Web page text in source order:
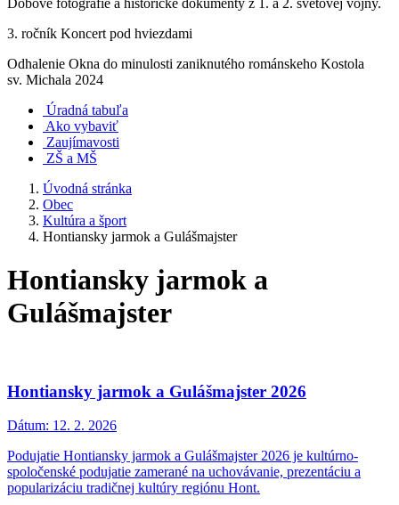
Dobové fotografie a historické dokumenty z 1. a 2. svetovej vojny.
3. ročník Koncert pod hviezdami
Odhalenie Okna do minulosti zaniknutého románskeho Kostola
sv. Michala 2024
Úradná tabuľa
Ako vybaviť
Zaujímavosti
ZŠ a MŠ
Úvodná stránka
Obec
Kultúra a šport
Hontiansky jarmok a Gulášmajster
Hontiansky jarmok a
Gulášmajster
Hontiansky jarmok a Gulášmajster 2026
Dátum: 12. 2. 2026
Podujatie Hontiansky jarmok a Gulášmajster 2026 je kultúrno-
spoločenské podujatie zamerané na uchovávanie, prezentáciu a
popularizáciu tradičnej kultúry regiónu Hont.